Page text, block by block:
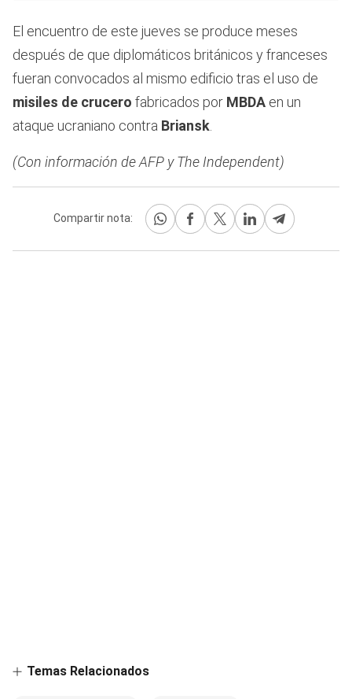
El encuentro de este jueves se produce meses
después de que diplomáticos británicos y franceses
fueran convocados al mismo edificio tras el uso de
misiles de crucero fabricados por MBDA en un
ataque ucraniano contra Briansk
(Con información de AFP y The Independent)
Compartir nota:
Temas Relacionados